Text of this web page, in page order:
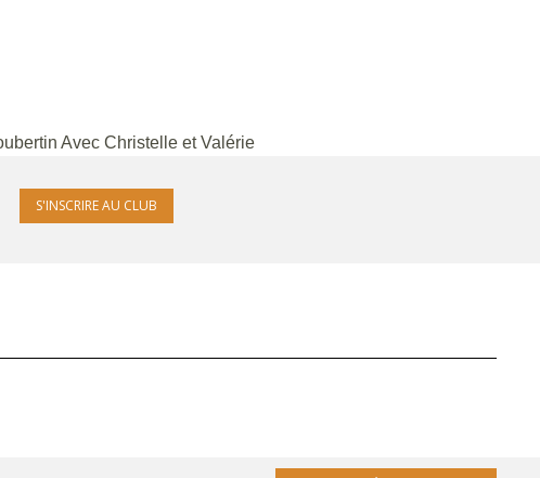
Avec Christelle et Valérie
S'INSCRIRE AU CLUB